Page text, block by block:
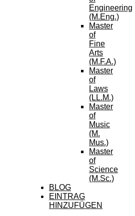
Engineering
(M.Eng.)
Master
of
Fine
Arts
(M.F.A.)
Master
of
Laws
(LL.M.)
Master
of
Music
(M.
Mus.)
Master
of
Science
(M.Sc.)
BLOG
EINTRAG
HINZUFÜGEN